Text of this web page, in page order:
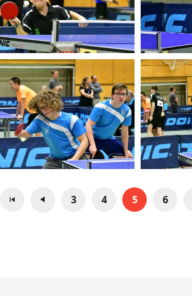
3 4 5 6